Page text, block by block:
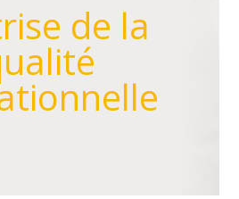
de la